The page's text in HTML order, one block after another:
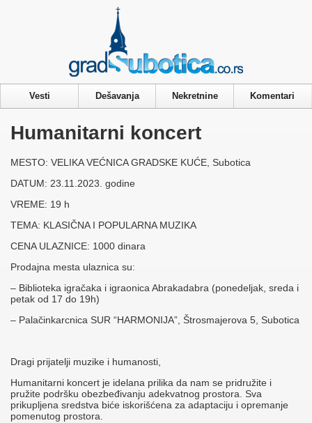
Vesti Dešavanja Nekretnine Komentari
Humanitarni koncert
MESTO: VELIKA VEĆNICA GRADSKE KUĆE, Subotica
DATUM: 23.11.2023. godine
VREME: 19 h
TEMA: KLASIČNA I POPULARNA MUZIKA
CENA ULAZNICE: 1000 dinara
Prodajna mesta ulaznica su:
– Biblioteka igračaka i igraonica Abrakadabra (ponedeljak, sreda i
petak od 17 do 19h)
– Palačinkarcnica SUR “HARMONIJA”, Štrosmajerova 5, Subotica
Dragi prijatelji muzike i humanosti,
Humanitarni koncert je idelana prilika da nam se pridružite i
pružite podršku obezbeđivanju adekvatnog prostora. Sva
prikupljena sredstva biće iskorišćena za adaptaciju i opremanje
pomenutog prostora.
Privacy & Cookies Policy